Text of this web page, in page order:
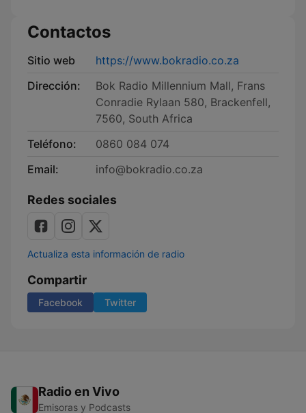
Contactos
Sitio web
https://www.bokradio.co.za
Dirección:
Bok Radio Millennium Mall, Frans
Conradie Rylaan 580, Brackenfell,
7560, South Africa
Teléfono:
0860 084 074
Email:
info@bokradio.co.za
Redes sociales
Actualiza esta información de radio
Compartir
Facebook Twitter
Radio en Vivo
Emisoras y Podcasts